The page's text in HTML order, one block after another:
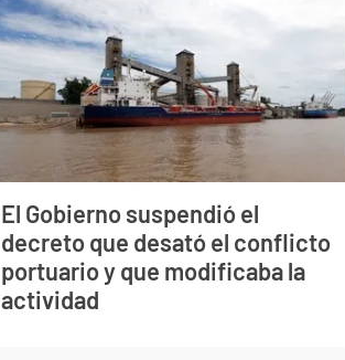
El Gobierno suspendió el
decreto que desató el conflicto
portuario y que modificaba la
actividad